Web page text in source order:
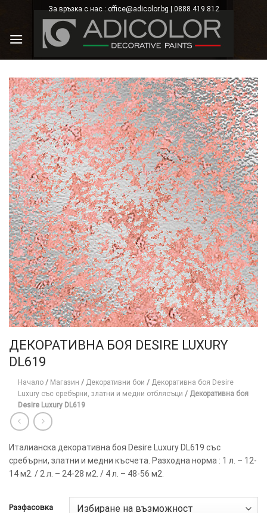
content
За връзка с нас : office@adicolor.bg | 0888 419 812
ДЕКОРАТИВНА БОЯ DESIRE LUXURY
DL619
Начало / Магазин / Декоративни бои / Декоративна боя Desire
Luxury със сребърни, златни и медни отблясъци / Декоративна боя
Desire Luxury DL619
Италианска декоративна боя Desire Luxury DL619 със
сребърни, златни и медни късчета. Разходна норма : 1 л. – 12-
14 м2. / 2 л. – 24-28 м2. / 4 л. – 48-56 м2.
Разфасовка
×